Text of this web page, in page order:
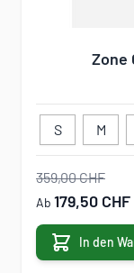
Zone
S M
359,00 CHF
Ab 179,50 CHF
In den